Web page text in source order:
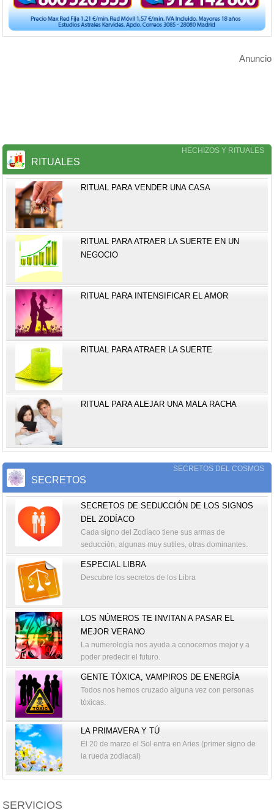
Anuncio
HECHIZOS Y RITUALES
RITUALES
RITUAL PARA VENDER UNA CASA
RITUAL PARA ATRAER LA SUERTE EN UN
NEGOCIO
RITUAL PARA INTENSIFICAR EL AMOR
RITUAL PARA ATRAER LA SUERTE
RITUAL PARA ALEJAR UNA MALA RACHA
SECRETOS DEL COSMOS
SECRETOS
SECRETOS DE SEDUCCIÓN DE LOS SIGNOS
DEL ZODÍACO
Cada signo del Zodíaco tiene sus armas de
seducción, algunas muy sutiles, otras dominantes.
ESPECIAL LIBRA
Descubre los secretos de los Libra
LOS NÚMEROS TE INVITAN A PASAR EL
MEJOR VERANO
La numerología nos ayuda a conocernos mejor y a
poder predecir el futuro.
GENTE TÓXICA, VAMPIROS DE ENERGÍA
Todos nos hemos cruzado alguna vez con personas
tóxicas.
LA PRIMAVERA Y TÚ
El 20 de marzo el Sol entra en Aries (primer signo de
la rueda zodiacal)
SERVICIOS